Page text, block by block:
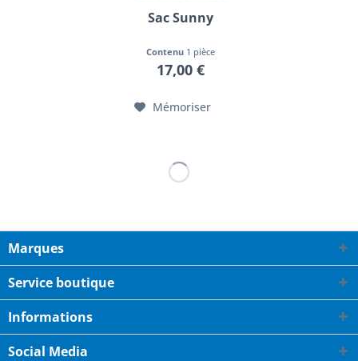
Sac Sunny
Contenu 1 pièce
17,00 €
Mémoriser
Marques
Service boutique
Informations
Social Media